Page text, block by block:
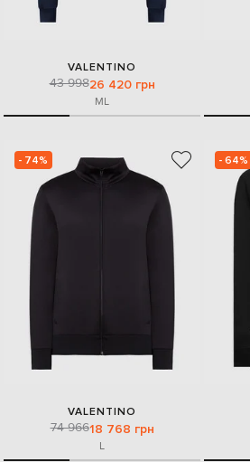
VALENTINO
43 99826 420 грн
ML
- 74%
VALENTINO
74 96618 768 грн
L
- 64%